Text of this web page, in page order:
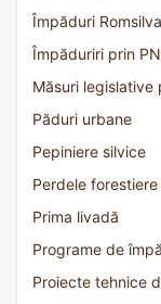
Împăduri Romsilva
Împăduriri prin
Măsuri legislative
Păduri urbane
Pepiniere silvice
Perdele forestiere
Prima livadă
Programe de
Proiecte tehnice